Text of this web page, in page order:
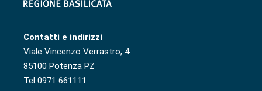
Contatti e indirizzi
Viale Vincenzo Verrastro, 4
85100 Potenza PZ
Tel 0971 661111